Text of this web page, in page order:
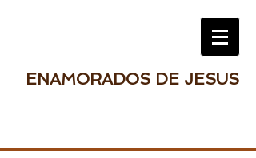
ENAMORADOS DE JESUS